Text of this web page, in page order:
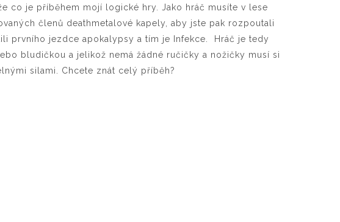
co je příběhem mojí logické hry. Jako hráč musíte v lese
členů deathmetalové kapely, aby jste pak rozpoutali
prvního jezdce apokalypsy a tím je Infekce. Hráč je tedy
bludičkou a jelikož nemá žádné ručičky a nožičky musí si
silami. Chcete znát celý příběh?